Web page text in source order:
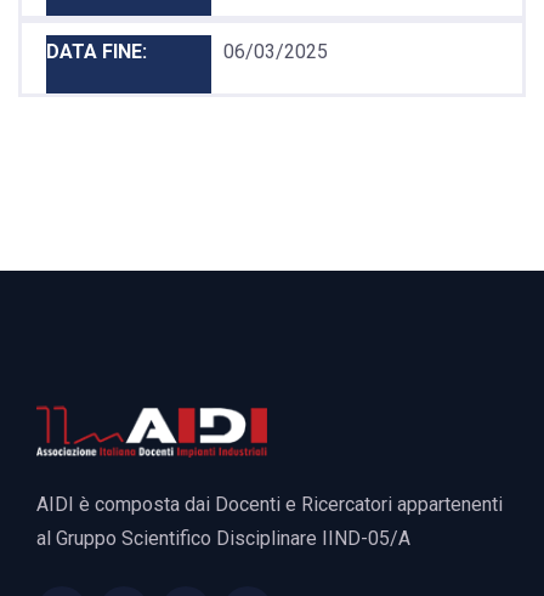
06/03/2025
AIDI è composta dai Docenti e Ricercatori appartenenti
al Gruppo Scientifico Disciplinare IIND-05/A